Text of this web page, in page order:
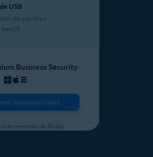
USB
macOS
Business Security
initialization failed
de reembolso de 30 días